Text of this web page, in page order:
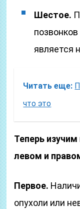
Шестое.
является
Читать еще:
что это
Теперь
левом и
Первое.
опухоли или